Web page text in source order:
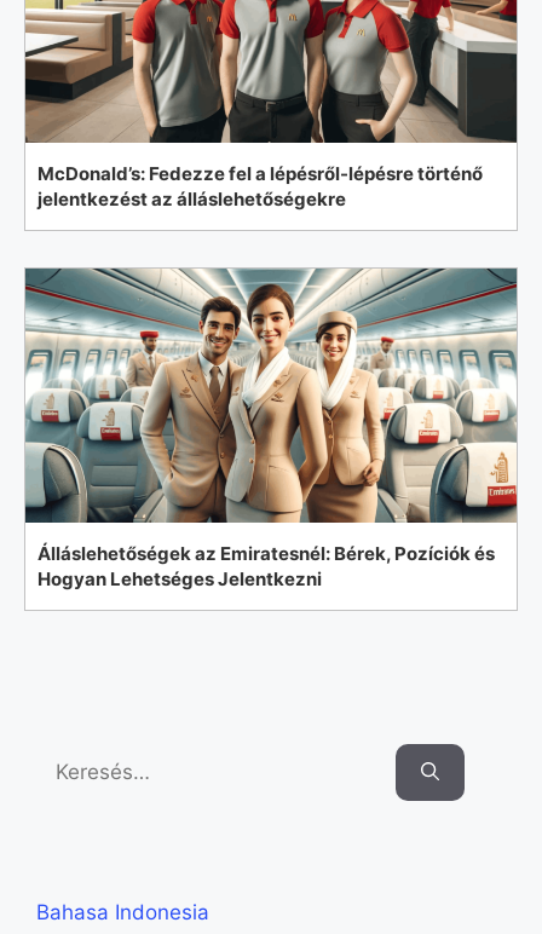
McDonald’s: Fedezze fel a lépésről-lépésre történő
jelentkezést az álláslehetőségekre
Álláslehetőségek az Emiratesnél: Bérek, Pozíciók és
Hogyan Lehetséges Jelentkezni
Search
Bahasa Indonesia